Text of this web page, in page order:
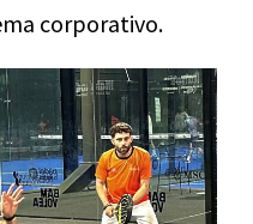
corporativo.